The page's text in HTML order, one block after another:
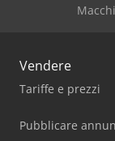
Vendere
Tariffe e prezzi
Pubblicare